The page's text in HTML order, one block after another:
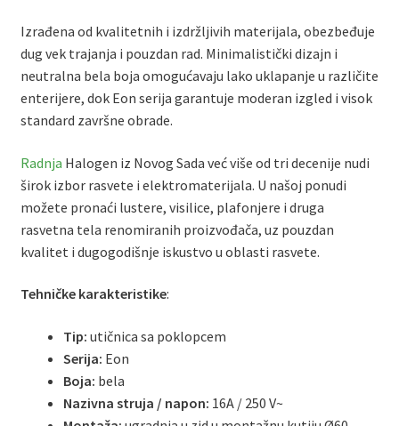
Izrađena od kvalitetnih i izdržljivih materijala, obezbeđuje
dug vek trajanja i pouzdan rad. Minimalistički dizajn i
neutralna bela boja omogućavaju lako uklapanje u različite
enterijere, dok Eon serija garantuje moderan izgled i visok
standard završne obrade.
Radnja Halogen iz Novog Sada već više od tri decenije nudi
širok izbor rasvete i elektromaterijala. U našoj ponudi
možete pronaći lustere, visilice, plafonjere i druga
rasvetna tela renomiranih proizvođača, uz pouzdan
kvalitet i dugogodišnje iskustvo u oblasti rasvete.
Tehničke karakteristike:
Tip: utičnica sa poklopcem
Serija: Eon
Boja: bela
Nazivna struja / napon: 16A / 250 V~